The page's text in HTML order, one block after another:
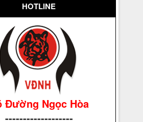
HOTLINE
Đường Ngọc Hòa
-------------------